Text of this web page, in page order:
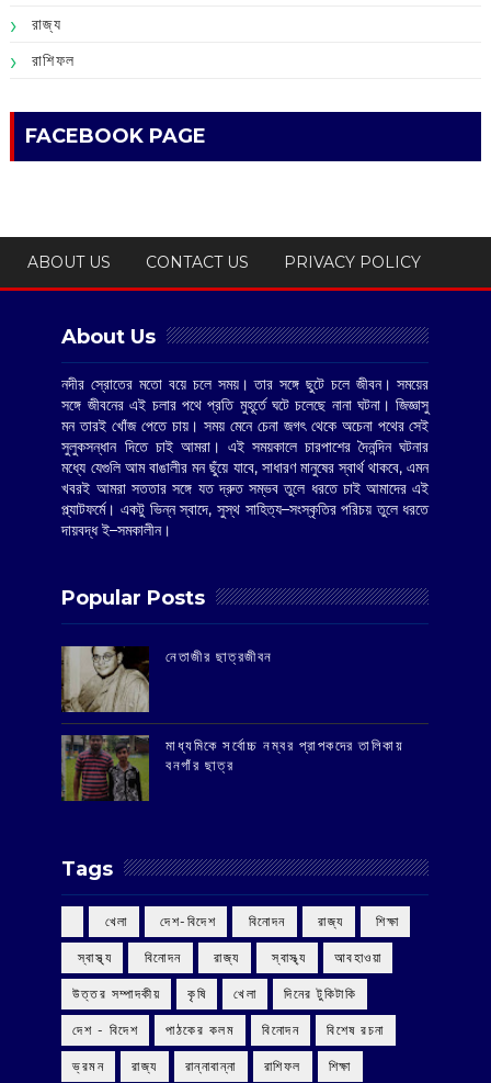
রাজ্য
রাশিফল
FACEBOOK PAGE
ABOUT US CONTACT US PRIVACY POLICY
About Us
নদীর স্রোতের মতো বয়ে চলে সময়। তার সঙ্গে ছুটে চলে জীবন। সময়ের
সঙ্গে জীবনের এই চলার পথে প্রতি মুহূর্তে ঘটে চলেছে নানা ঘটনা। জিজ্ঞাসু
মন তারই খোঁজ পেতে চায়। সময় মেনে চেনা জগৎ থেকে অচেনা পথের সেই
সুলুকসন্ধান দিতে চাই আমরা। এই সময়কালে চারপাশের দৈনন্দিন ঘটনার
মধ্যে যেগুলি আম বাঙালীর মন ছুঁয়ে যাবে, সাধারণ মানুষের স্বার্থ থাকবে, এমন
খবরই আমরা সততার সঙ্গে যত দ্রুত সম্ভব তুলে ধরতে চাই আমাদের এই
প্ল্যাটফর্মে। একটু ভিন্ন স্বাদে, সুস্থ সাহিত্য–সংস্কৃতির পরিচয় তুলে ধরতে
দায়বদ্ধ ই–সমকালীন।
Popular Posts
‌নেতাজীর ছাত্রজীবন
মাধ্যমিকে সর্বোচ্চ নম্বর প্রাপকদের তালিকায়
বনগাঁর ছাত্র
Tags
‌ খেলা ‌ দেশ-বিদেশ ‌ বিনোদন ‌ রাজ্য ‌ শিক্ষা
‌ স্বাস্থ্য ‌ বিনোদন ‌ রাজ্য ‌ স্বাস্থ্য আবহাওয়া
উত্তর সম্পাদকীয় কৃষি খেলা দিনের টুকিটাকি
দেশ - বিদেশ পাঠকের কলম বিনোদন বিশেষ রচনা
ভ্রমন রাজ্য রান্নাবান্না রাশিফল শিক্ষা